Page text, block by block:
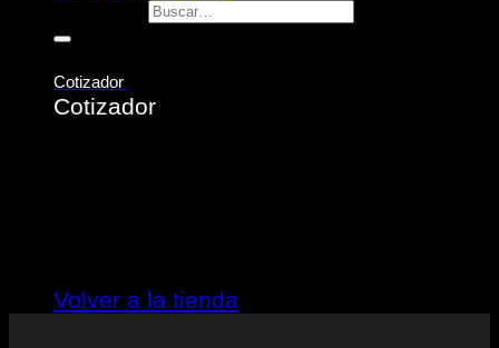
Cotizador
Cotizador
Volver a la tienda